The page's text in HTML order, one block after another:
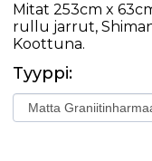
Mitat 253cm x
rullu jarrut,
Koottuna.
Tyyppi: